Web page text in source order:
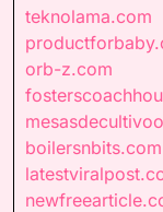
teknolama.com
orb-z.com
boilersnbits.com